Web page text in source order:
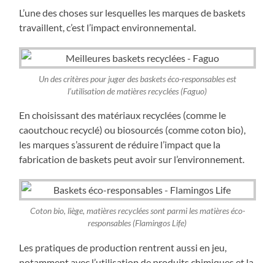
L’une des choses sur lesquelles les marques de baskets
travaillent, c’est l’impact environnemental.
Un des critères pour juger des baskets éco-responsables est
l’utilisation de matières recyclées (Faguo)
En choisissant des matériaux recyclées (comme le
caoutchouc recyclé) ou biosourcés (comme coton bio),
les marques s’assurent de réduire l’impact que la
fabrication de baskets peut avoir sur l’environnement.
Coton bio, liège, matières recyclées sont parmi les matières éco-
responsables (Flamingos Life)
Les pratiques de production rentrent aussi en jeu,